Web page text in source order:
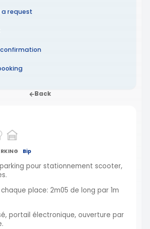
a request
Back
Bip
pour stationnement scooter,
place: 2m05 de long par 1m
portail électronique, ouverture par